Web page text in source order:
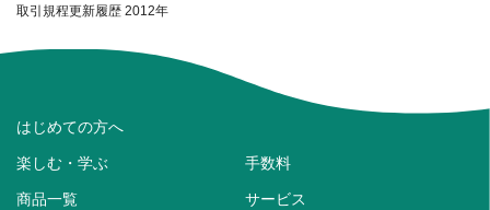
取引規程更新履歴 2012年
はじめての方へ
楽しむ・学ぶ 手数料
商品一覧 サービス